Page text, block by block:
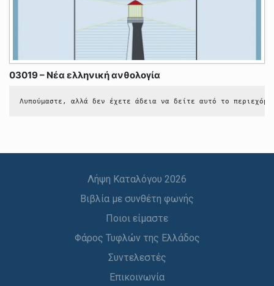
03019 – Νέα ελληνική ανθολογία
Λυπούμαστε, αλλά δεν έχετε άδεια να δείτε αυτό το
Λήψη Καταλόγου 2026
Βιβλία με συνθέτη φωνής
Ποιοι είμαστε
Φάρος Τυφλών της Ελλάδος
Συντελεστές
Επικοινωνία